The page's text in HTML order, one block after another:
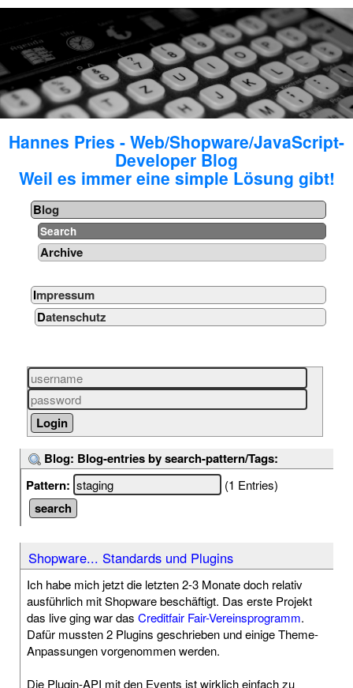
Hannes Pries - Web/Shopware/JavaScript-
Developer Blog
Weil es immer eine simple Lösung gibt!
Blog
Search
Archive
Impressum
Datenschutz
Blog: Blog-entries by search-pattern/Tags:
Pattern:
(1 Entries)
Shopware... Standards und Plugins
Ich habe mich jetzt die letzten 2-3 Monate doch relativ
ausführlich mit Shopware beschäftigt. Das erste Projekt
das live ging war das Creditfair Fair-Vereinsprogramm.
Dafür mussten 2 Plugins geschrieben und einige Theme-
Anpassungen vorgenommen werden.
Die Plugin-API mit den Events ist wirklich einfach zu